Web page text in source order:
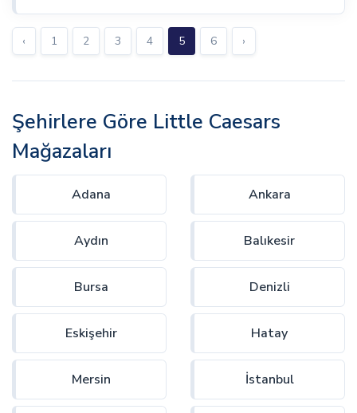
‹ 1 2 3 4 5 6 ›
Şehirlere Göre Little Caesars
Mağazaları
Adana Ankara
Aydın Balıkesir
Bursa Denizli
Eskişehir Hatay
Mersin İstanbul